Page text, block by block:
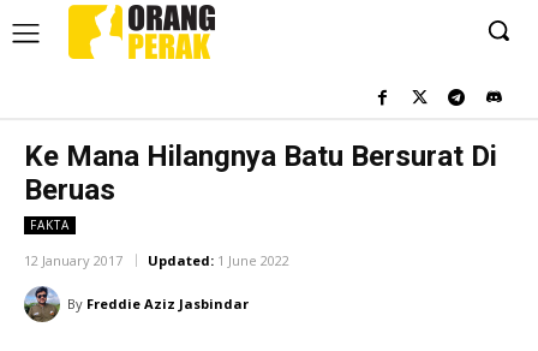
Ke Mana Hilangnya Batu Bersurat Di
Beruas
FAKTA
12 January 2017 Updated: 1 June 2022
By Freddie Aziz Jasbindar